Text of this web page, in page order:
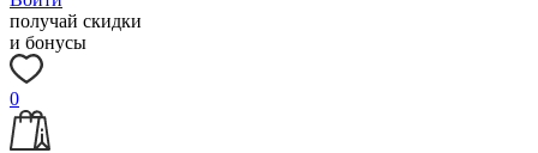
получай скидки
и бонусы
0